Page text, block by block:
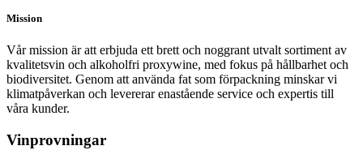
Mission
Vår mission är att erbjuda ett brett och noggrant utvalt sortiment av
kvalitetsvin och alkoholfri proxywine, med fokus på hållbarhet och
biodiversitet. Genom att använda fat som förpackning minskar vi
klimatpåverkan och levererar enastående service och expertis till
våra kunder.
Vinprovningar